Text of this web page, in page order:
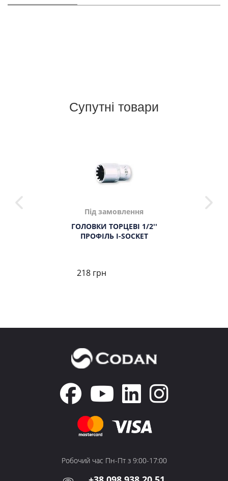
Супутні товари
Під замовлення
ГОЛОВКИ ТОРЦЕВІ 1/2''
ПРОФІЛЬ І-SOCKET
218 грн
Робочий час Пн-Пт з 9:00-17:00